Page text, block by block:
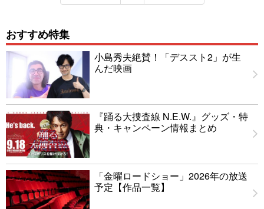
おすすめ特集
小島秀夫絶賛！「デススト2」が生
んだ映画
『踊る大捜査線 N.E.W.』グッズ・特
典・キャンペーン情報まとめ
「金曜ロードショー」2026年の放送
予定【作品一覧】